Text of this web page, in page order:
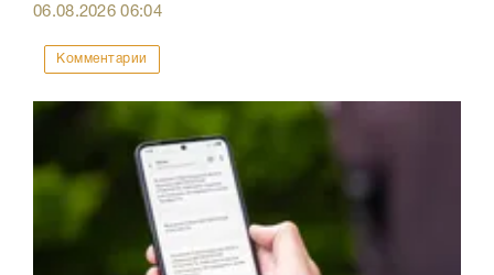
06.08.202606:04
Комментарии